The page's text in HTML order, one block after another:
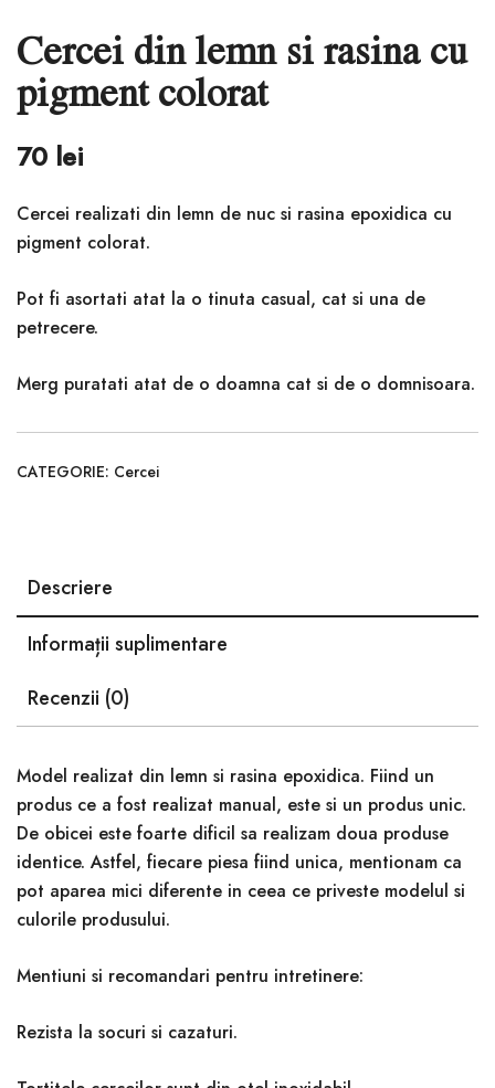
Cercei din lemn si rasina cu
pigment colorat
70 lei
Cercei realizati din lemn de nuc si rasina epoxidica cu
pigment colorat.
Pot fi asortati atat la o tinuta casual, cat si una de
petrecere.
Merg puratati atat de o doamna cat si de o domnisoara.
CATEGORIE: Cercei
Descriere
Informații suplimentare
Recenzii (0)
Model realizat din lemn si rasina epoxidica. Fiind un
produs ce a fost realizat manual, este si un produs unic.
De obicei este foarte dificil sa realizam doua produse
identice. Astfel, fiecare piesa fiind unica, mentionam ca
pot aparea mici diferente in ceea ce priveste modelul si
culorile produsului.
Mentiuni si recomandari pentru intretinere:
Rezista la socuri si cazaturi.